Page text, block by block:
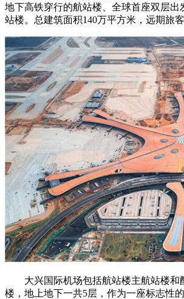
地下高铁穿行的航站楼、全球首座双层出
站楼。总建筑面积140万平方米，远期旅
大兴国际机场包括航站楼主航站楼和
楼，地上地下一共5层，作为一座标志性